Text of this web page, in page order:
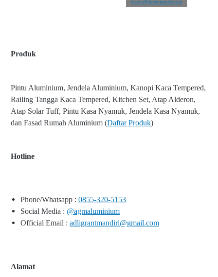
www.adligrantmandiri.com
Produk
Pintu Aluminium, Jendela Aluminium, Kanopi Kaca Tempered,
Railing Tangga Kaca Tempered, Kitchen Set, Atap Alderon,
Atap Solar Tuff, Pintu Kasa Nyamuk, Jendela Kasa Nyamuk,
dan Fasad Rumah Aluminium (Daftar Produk)
Hotline
Phone/Whatsapp : 0855-320-5153
Social Media : @agmaluminium
Official Email : adligrantmandiri@gmail.com
Alamat